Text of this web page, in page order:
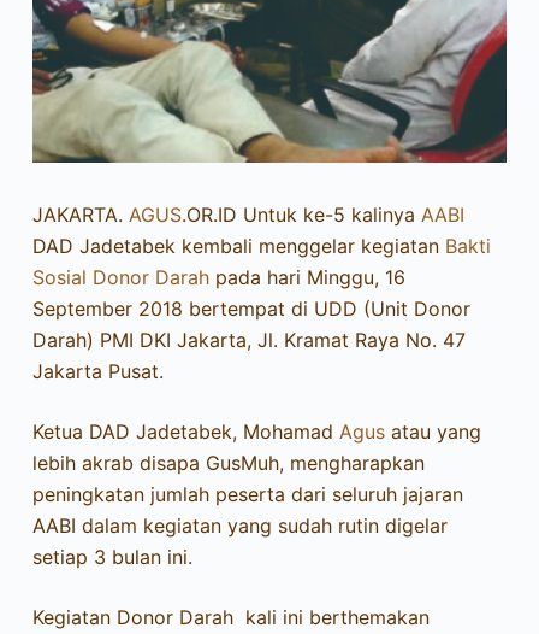
JAKARTA. AGUS.OR.ID Untuk ke-5 kalinya AABI
DAD Jadetabek kembali menggelar kegiatan Bakti
Sosial Donor Darahpada hari Minggu, 16
September 2018 bertempat di UDD (Unit Donor
Darah) PMI DKI Jakarta, Jl. Kramat Raya No. 47
Jakarta Pusat.
Ketua DAD Jadetabek, Mohamad Agusatau yang
lebih akrab disapa GusMuh, mengharapkan
peningkatan jumlah peserta dari seluruh jajaran
AABI dalam kegiatan yang sudah rutin digelar
setiap 3 bulan ini.
Kegiatan Donor Darah kali ini berthemakan